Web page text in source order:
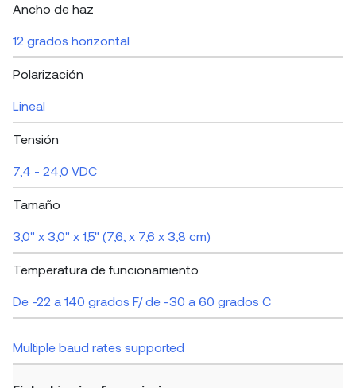
Ancho de haz
12 grados horizontal
Polarización
Lineal
Tensión
7,4 - 24,0 VDC
Tamaño
3,0" x 3,0" x 1,5" (7,6, x 7,6 x 3,8 cm)
Temperatura de funcionamiento
De -22 a 140 grados F/ de -30 a 60 grados C
Multiple baud rates supported